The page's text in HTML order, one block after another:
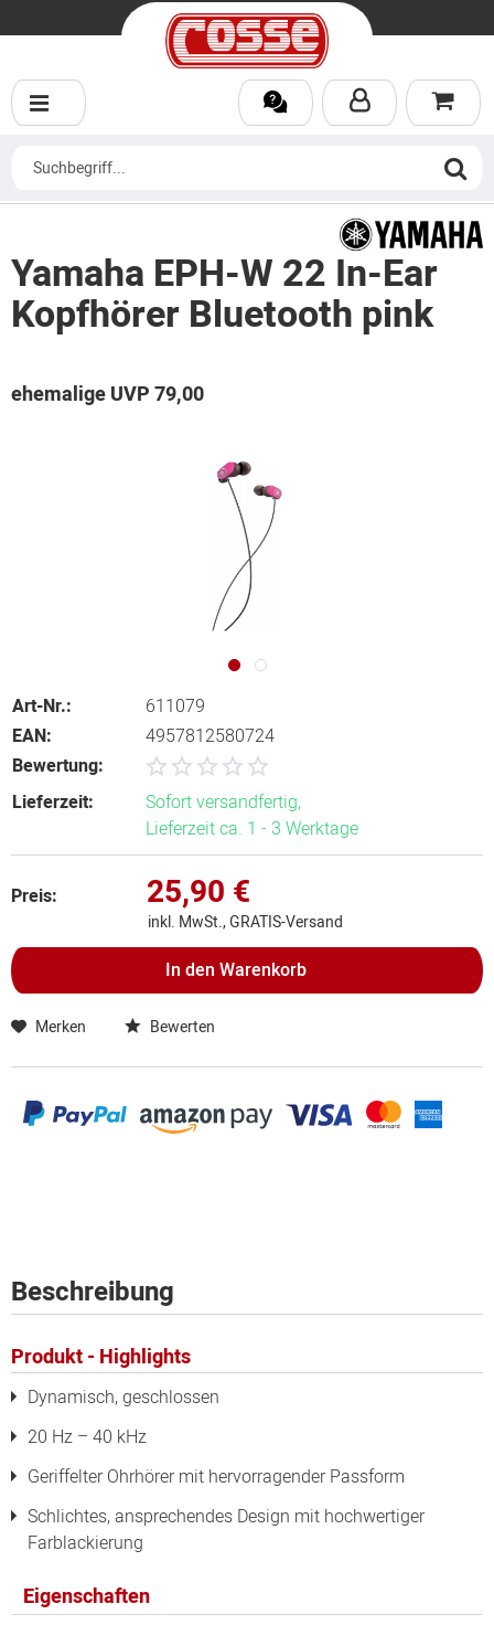
Yamaha EPH-W 22 In-Ear
Kopfhörer Bluetooth pink
ehemalige UVP 79,00
Art-Nr.:
611079
EAN:
4957812580724
Bewertung:
Lieferzeit:
Sofort versandfertig,
Lieferzeit ca. 1 - 3 Werktage
Preis: 25,90 €
inkl. MwSt., GRATIS-Versand
In den Warenkorb
Merken Bewerten
Beschreibung
Produkt - Highlights
Dynamisch, geschlossen
20 Hz – 40 kHz
Geriffelter Ohrhörer mit hervorragender Passform
Schlichtes, ansprechendes Design mit hochwertiger
Farblackierung
Eigenschaften